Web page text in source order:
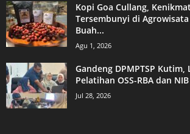
Kopi Goa Cullang,
Tersembunyi di Agrowisata
Buah...
Agu 1, 2026
Gandeng DPMPTSP Kutim,
Pelatihan OSS-RBA dan
Jul 28, 2026